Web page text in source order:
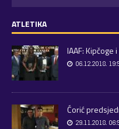
ATLETIKA
IAAF: Kipčoge
06.12.2018.
Ćorić
29.11.2018.